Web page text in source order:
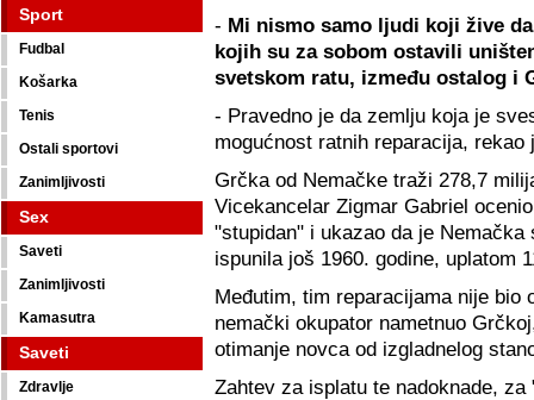
Sport
Fudbal
Košarka
Tenis
Ostali sportovi
Zanimljivosti
Sex
Saveti
Zanimljivosti
Kamasutra
Saveti
Zdravlje
- Mi nismo samo ljudi koji žive
kojih su za sobom ostavili
svetskom ratu, između ostalog i
- Pravedno je da zemlju koja je
mogućnost ratnih reparacija,
Grčka od Nemačke traži 278,7
Vicekancelar Zigmar Gabriel
"stupidan" i ukazao da je
ispunila još 1960. godine, uplatom
Međutim, tim reparacijama nije bio
nemački okupator nametnuo
otimanje novca od izgladnelog
Zahtev za isplatu te nadoknade,